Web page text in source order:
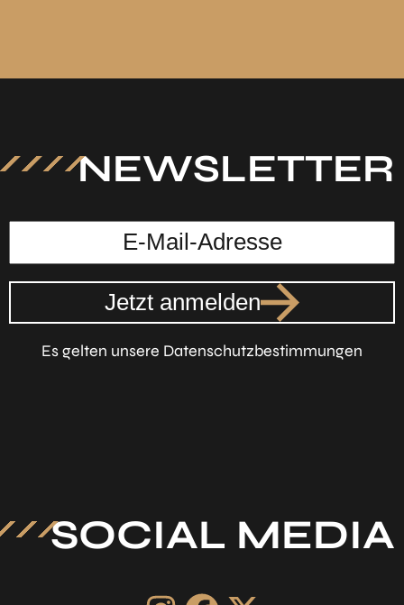
NEWSLETTER
Jetzt anmelden
Es gelten unsere Datenschutzbestimmungen
SOCIAL MEDIA